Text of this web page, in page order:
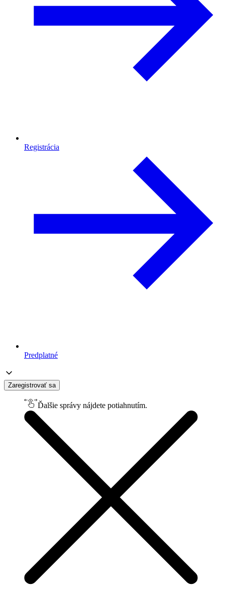
Registrácia
Predplatné
Zaregistrovať sa
Ďalšie správy nájdete potiahnutím.